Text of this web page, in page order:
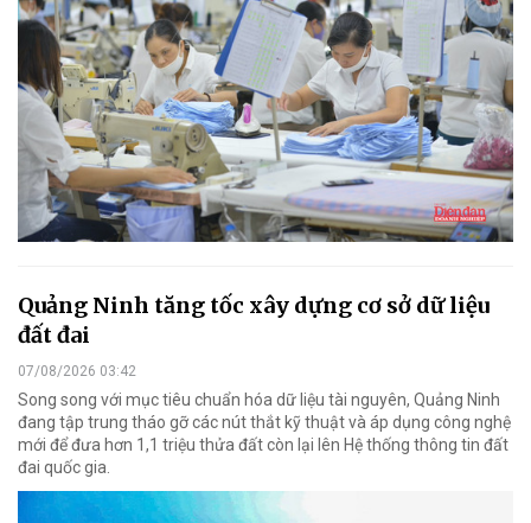
Quảng Ninh tăng tốc xây dựng cơ sở dữ liệu
đất đai
07/08/2026 03:42
Song song với mục tiêu chuẩn hóa dữ liệu tài nguyên, Quảng Ninh
đang tập trung tháo gỡ các nút thắt kỹ thuật và áp dụng công nghệ
mới để đưa hơn 1,1 triệu thửa đất còn lại lên Hệ thống thông tin đất
đai quốc gia.